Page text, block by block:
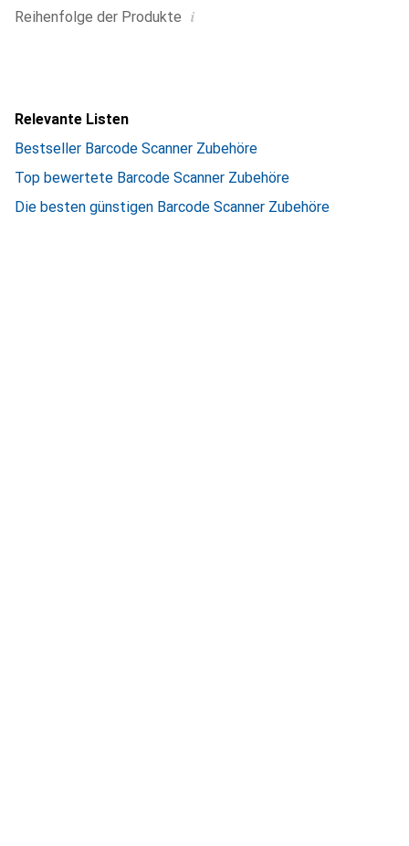
Reihenfolge der Produkte i
Relevante Listen
Bestseller Barcode Scanner Zubehöre
Top bewertete Barcode Scanner Zubehöre
Die besten günstigen Barcode Scanner Zubehöre